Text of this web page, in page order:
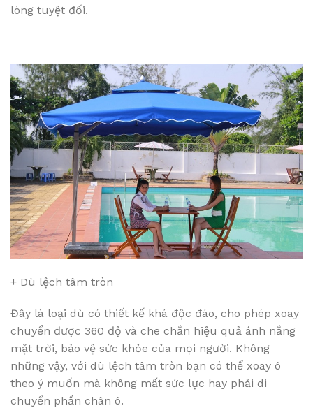
lòng tuyệt đối.
+ Dù lệch tâm tròn
Đây là loại dù có thiết kế khá độc đáo, cho phép xoay
chuyển được 360 độ và che chắn hiệu quả ánh nắng
mặt trời, bảo vệ sức khỏe của mọi người. Không
những vậy, với dù lệch tâm tròn bạn có thể xoay ô
theo ý muốn mà không mất sức lực hay phải di
chuyển phần chân ô.